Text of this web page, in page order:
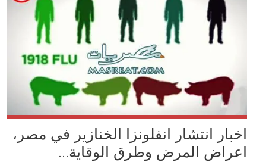
اخبار انتشار انفلونزا الخنازير في مصر،
اعراض المرض وطرق الوقاية...